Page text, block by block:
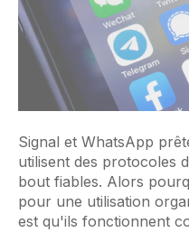
Signal et WhatsApp
utilisent des protocoles
bout fiables. Alors
pour une utilisation
est qu'ils fonctionnent